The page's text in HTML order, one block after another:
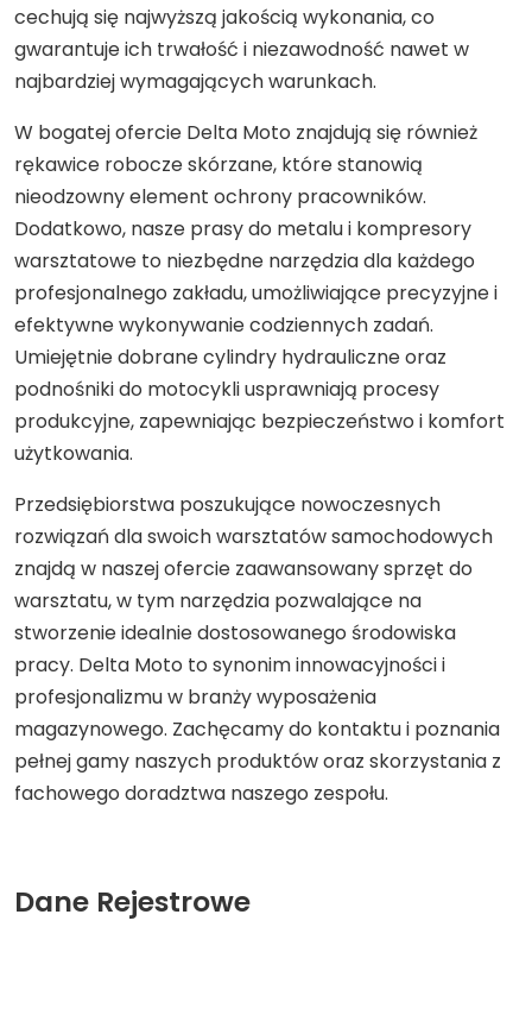
cechują się najwyższą jakością wykonania, co
gwarantuje ich trwałość i niezawodność nawet w
najbardziej wymagających warunkach.
W bogatej ofercie Delta Moto znajdują się również
rękawice robocze skórzane, które stanowią
nieodzowny element ochrony pracowników.
Dodatkowo, nasze prasy do metalu i kompresory
warsztatowe to niezbędne narzędzia dla każdego
profesjonalnego zakładu, umożliwiające precyzyjne i
efektywne wykonywanie codziennych zadań.
Umiejętnie dobrane cylindry hydrauliczne oraz
podnośniki do motocykli usprawniają procesy
produkcyjne, zapewniając bezpieczeństwo i komfort
użytkowania.
Przedsiębiorstwa poszukujące nowoczesnych
rozwiązań dla swoich warsztatów samochodowych
znajdą w naszej ofercie zaawansowany sprzęt do
warsztatu, w tym narzędzia pozwalające na
stworzenie idealnie dostosowanego środowiska
pracy. Delta Moto to synonim innowacyjności i
profesjonalizmu w branży wyposażenia
magazynowego. Zachęcamy do kontaktu i poznania
pełnej gamy naszych produktów oraz skorzystania z
fachowego doradztwa naszego zespołu.
Dane Rejestrowe